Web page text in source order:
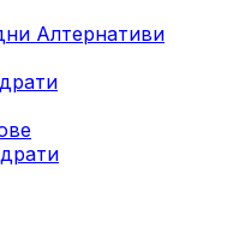
Алтернативи